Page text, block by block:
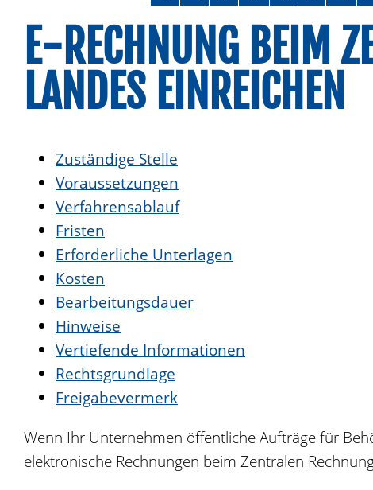
E-RECHNUNG BEIM
LANDES EINREICHEN
Zuständige Stelle
Voraussetzungen
Verfahrensablauf
Fristen
Erforderliche Unterlagen
Kosten
Bearbeitungsdauer
Hinweise
Vertiefende Informationen
Rechtsgrundlage
Freigabevermerk
Wenn Ihr Unternehmen öffentliche Aufträge für
elektronische Rechnungen beim Zentralen